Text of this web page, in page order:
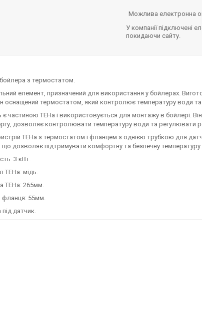
У компанії підключені
покидаючи сайту.
з термостатом.
елемент, призначений для використання у бойлерах.
оснащений термостатом, який контролює температуру води та
є частиною ТЕНа і використовується для монтажу в бойлері.
дозволяє контролювати температуру води та регулювати
ТЕНа з термостатом і фланцем з однією трубкою для
що дозволяє підтримувати комфортну та безпечну температуру.
3 кВт.
ТЕНа: мідь.
ТЕНа: 265мм.
фланця: 55мм.
під датчик.